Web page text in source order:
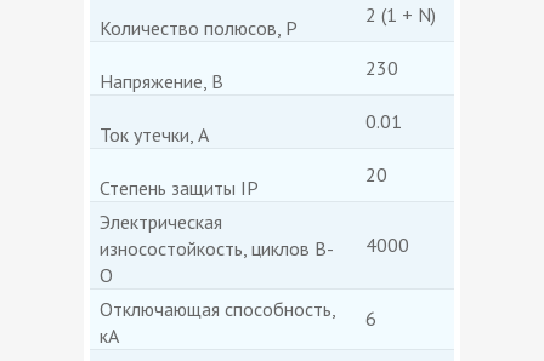
Количество полюсов, P
2 (1 + N)
Напряжение, В
230
Ток утечки, А
0.01
Степень защиты IP
20
Электрическая
износостойкость, циклов В-
О
4000
Отключающая способность,
кА
6